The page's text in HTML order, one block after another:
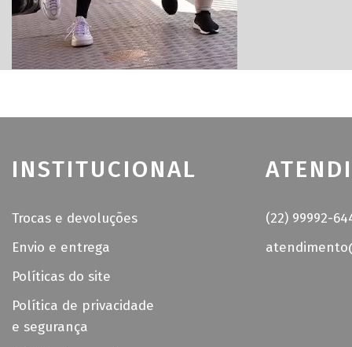
INSTITUCIONAL
Trocas e devoluções
Envio e entrega
Políticas do site
Política de privacidade
e segurança
(22) 99992-